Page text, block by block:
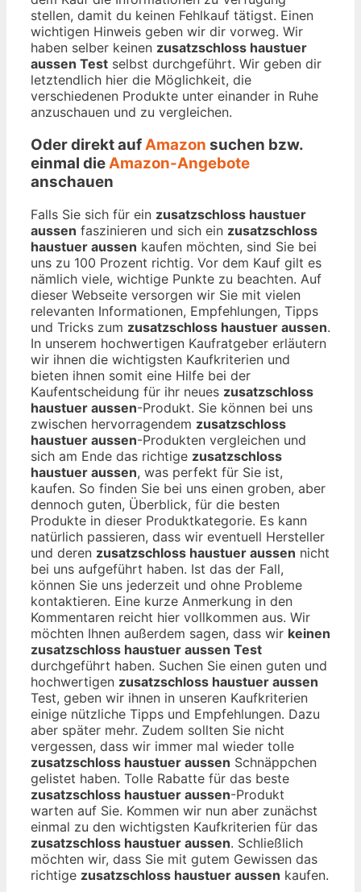
stellen, damit du keinen Fehlkauf tätigst. Einen
wichtigen Hinweis geben wir dir vorweg. Wir
haben selber keinen zusatzschloss haustuer
aussen Test selbst durchgeführt. Wir geben dir
letztendlich hier die Möglichkeit, die
verschiedenen Produkte unter einander in Ruhe
anzuschauen und zu vergleichen.
Oder direkt aufAmazon suchen bzw.
einmal dieAmazon-Angebote
anschauen
Falls Sie sich für ein zusatzschloss haustuer
aussen faszinieren und sich ein zusatzschloss
haustuer aussen kaufen möchten, sind Sie bei
uns zu 100 Prozent richtig. Vor dem Kauf gilt es
nämlich viele, wichtige Punkte zu beachten. Auf
dieser Webseite versorgen wir Sie mit vielen
relevanten Informationen, Empfehlungen, Tipps
und Tricks zum zusatzschloss haustuer aussen.
In unserem hochwertigen Kaufratgeber erläutern
wir ihnen die wichtigsten Kaufkriterien und
bieten ihnen somit eine Hilfe bei der
Kaufentscheidung für ihr neues zusatzschloss
haustuer aussen-Produkt. Sie können bei uns
zwischen hervorragendem zusatzschloss
haustuer aussen-Produkten vergleichen und
sich am Ende das richtige zusatzschloss
haustuer aussen, was perfekt für Sie ist,
kaufen. So finden Sie bei uns einen groben, aber
dennoch guten, Überblick, für die besten
Produkte in dieser Produktkategorie. Es kann
natürlich passieren, dass wir eventuell Hersteller
und deren zusatzschloss haustuer aussen nicht
bei uns aufgeführt haben. Ist das der Fall,
können Sie uns jederzeit und ohne Probleme
kontaktieren. Eine kurze Anmerkung in den
Kommentaren reicht hier vollkommen aus. Wir
möchten Ihnen außerdem sagen, dass wir keinen
zusatzschloss haustuer aussen Test
durchgeführt haben. Suchen Sie einen guten und
hochwertigen zusatzschloss haustuer aussen
Test, geben wir ihnen in unseren Kaufkriterien
einige nützliche Tipps und Empfehlungen. Dazu
aber später mehr. Zudem sollten Sie nicht
vergessen, dass wir immer mal wieder tolle
zusatzschloss haustuer aussen Schnäppchen
gelistet haben. Tolle Rabatte für das beste
zusatzschloss haustuer aussen-Produkt
warten auf Sie. Kommen wir nun aber zunächst
einmal zu den wichtigsten Kaufkriterien für das
zusatzschloss haustuer aussen. Schließlich
möchten wir, dass Sie mit gutem Gewissen das
richtige zusatzschloss haustuer aussen kaufen.